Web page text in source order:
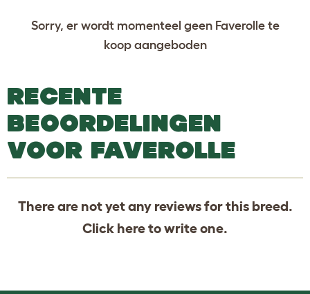
Sorry, er wordt momenteel geen Faverolle te
koop aangeboden
RECENTE
BEOORDELINGEN
VOOR FAVEROLLE
There are not yet any reviews for this breed.
Click hereto write one.